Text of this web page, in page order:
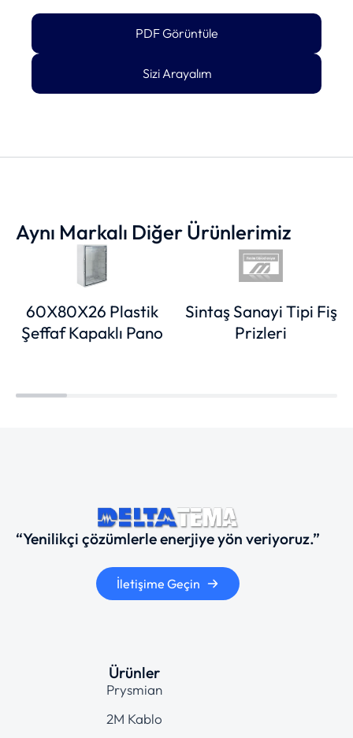
PDF Görüntüle
Sizi Arayalım
Aynı Markalı Diğer Ürünlerimiz
60X80X26 Plastik
Şeffaf Kapaklı Pano
Sintaş Sanayi Tipi Fiş
Prizleri
“Yenilikçi çözümlerle enerjiye yön veriyoruz.”
İletişime Geçin
Ürünler
Prysmian
2M Kablo